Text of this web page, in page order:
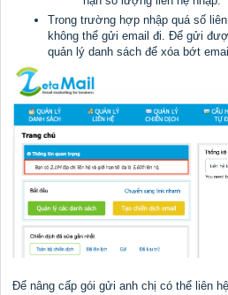
Trong trường hợp nhập quá số
không thể gửi email đi. Để gửi
quản lý danh sách để xóa bớt
Để nâng cấp gói gửi anh chị có thể liên